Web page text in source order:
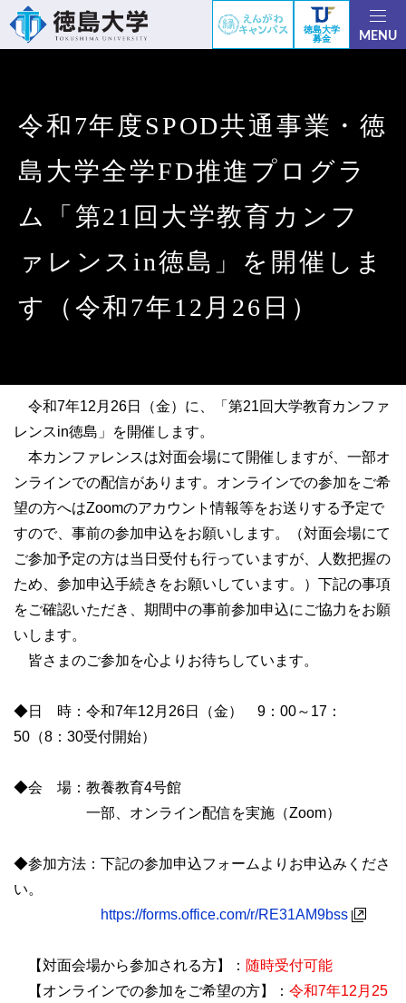
徳島大学
募金
MENU
令和7年度SPOD共通事業・徳
島大学全学FD推進プログラ
ム「第21回大学教育カンフ
ァレンスin徳島」を開催しま
す（令和7年12月26日）
令和7年12月26日（金）に、「第21回大学教育カンファ
レンスin徳島」を開催します。
本カンファレンスは対面会場にて開催しますが、一部オ
ンラインでの配信があります。オンラインでの参加をご希
望の方へはZoomのアカウント情報等をお送りする予定で
すので、事前の参加申込をお願いします。（対面会場にて
ご参加予定の方は当日受付も行っていますが、人数把握の
ため、参加申込手続きをお願いしています。）下記の事項
をご確認いただき、期間中の事前参加申込にご協力をお願
いします。
皆さまのご参加を心よりお待ちしています。
◆日 時：令和7年12月26日（金） 9：00～17：
50（8：30受付開始）
◆会 場：教養教育4号館
一部、オンライン配信を実施（Zoom）
◆参加方法：下記の参加申込フォームよりお申込みくださ
い。
https://forms.office.com/r/RE31AM9bss
【対面会場から参加される方】： 随時受付可能
【オンラインでの参加をご希望の方】： 令和7年12月25